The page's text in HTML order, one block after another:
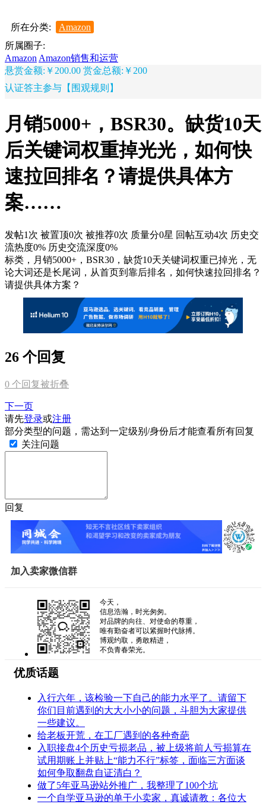
所在分类:
Amazon
所属圈子:
Amazon Amazon销售和运营
悬赏金额:￥200.00 赏金总额:￥200
认证答主参与【围观规则】
月销5000+，BSR30。缺货10天
后关键词权重掉光光，如何快
速拉回排名？请提供具体方
案……
发帖1次 被置顶0次 被推荐0次 质量分0星 回帖互动4次 历史交
流热度0% 历史交流深度0%
标类，月销5000+，BSR30，缺货10天关键词权重已掉光，无
论大词还是长尾词，从首页到靠后排名，如何快速拉回排名？
请提供具体方案？
26 个回复
0 个回复被折叠
下一页
请先登录或注册
部分类型的问题，需达到一定级别/身份后才能查看所有回复
关注问题
回复
加入卖家微信群
今天，
信息浩瀚，时光匆匆。
对品牌的向往、对使命的尊重，
唯有勤奋者可以紧握时代脉搏。
博观约取，勇敢精进，
不负青春荣光。
优质话题
入行六年，该检验一下自己的能力水平了。请留下
你们目前遇到的大大小小的问题，斗胆为大家提供
一些建议。
给老板开荒，在工厂遇到的各种奇葩
入职接盘4个历史亏损老品，被上级将前人亏损算在
试用期账上并贴上“能力不行”标签，面临三方面谈
如何争取翻盘自证清白？
做了5年亚马逊站外推广，我整理了100个坑
一个自学亚马逊的单干小卖家，真诚请教：各位大